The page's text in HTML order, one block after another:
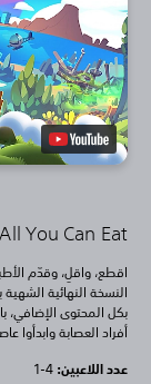
You Can Eat
اقطع، واقلِ، وقدّم
أفراد العصابة وابدأوا
عدد اللاعبين: ‏1-4